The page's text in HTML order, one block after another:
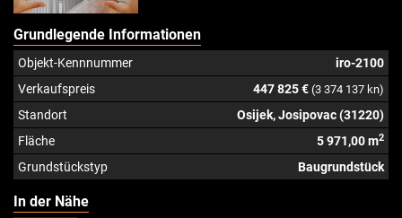
Grundlegende Informationen
Objekt-Kennnummer
iro-2100
Verkaufspreis
447 825 € (3 374 137 kn)
Standort
Osijek, Josipovac (31220)
Fläche
5 971,00 m2
Grundstückstyp Baugrundstück
In der Nähe